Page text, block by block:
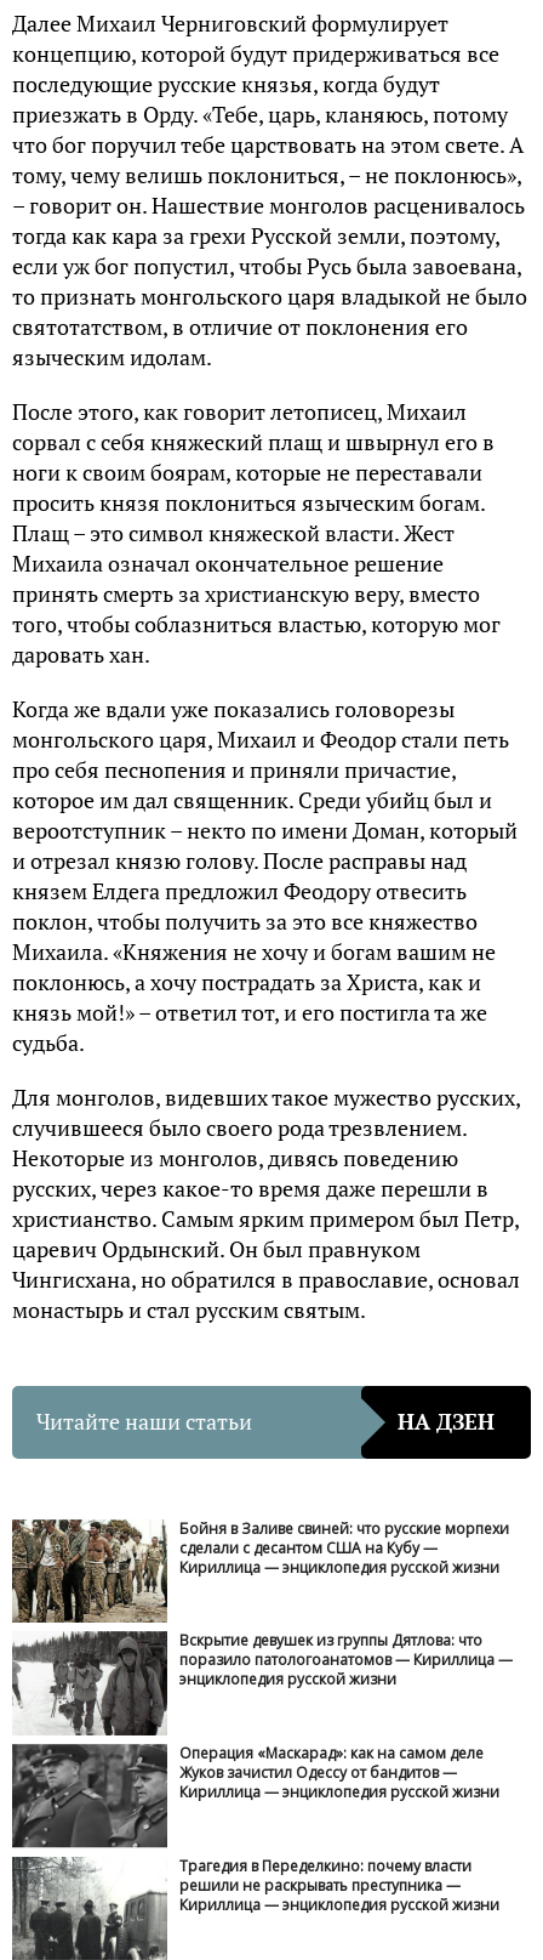
Далее Михаил Черниговский формулирует
концепцию, которой будут придерживаться все
последующие русские князья, когда будут
приезжать в Орду. «Тебе, царь, кланяюсь, потому
что бог поручил тебе царствовать на этом свете. А
тому, чему велишь поклониться, – не поклонюсь»,
– говорит он. Нашествие монголов расценивалось
тогда как кара за грехи Русской земли, поэтому,
если уж бог попустил, чтобы Русь была завоевана,
то признать монгольского царя владыкой не было
святотатством, в отличие от поклонения его
языческим идолам.
После этого, как говорит летописец, Михаил
сорвал с себя княжеский плащ и швырнул его в
ноги к своим боярам, которые не переставали
просить князя поклониться языческим богам.
Плащ – это символ княжеской власти. Жест
Михаила означал окончательное решение
принять смерть за христианскую веру, вместо
того, чтобы соблазниться властью, которую мог
даровать хан.
Когда же вдали уже показались головорезы
монгольского царя, Михаил и Феодор стали петь
про себя песнопения и приняли причастие,
которое им дал священник. Среди убийц был и
вероотступник – некто по имени Доман, который
и отрезал князю голову. После расправы над
князем Елдега предложил Феодору отвесить
поклон, чтобы получить за это все княжество
Михаила. «Княжения не хочу и богам вашим не
поклонюсь, а хочу пострадать за Христа, как и
князь мой!» – ответил тот, и его постигла та же
судьба.
Для монголов, видевших такое мужество русских,
случившееся было своего рода трезвлением.
Некоторые из монголов, дивясь поведению
русских, через какое-то время даже перешли в
христианство. Самым ярким примером был Петр,
царевич Ордынский. Он был правнуком
Чингисхана, но обратился в православие, основал
монастырь и стал русским святым.
Читайте наши статьи НА ДЗЕН
Бойня в Заливе свиней: что русские морпехи
сделали с десантом США на Кубу —
Кириллица — энциклопедия русской жизни
Вскрытие девушек из группы Дятлова: что
поразило патологоанатомов — Кириллица —
энциклопедия русской жизни
Операция «Маскарад»: как на самом деле
Жуков зачистил Одессу от бандитов —
Кириллица — энциклопедия русской жизни
Трагедия в Переделкино: почему власти
решили не раскрывать преступника —
Кириллица — энциклопедия русской жизни